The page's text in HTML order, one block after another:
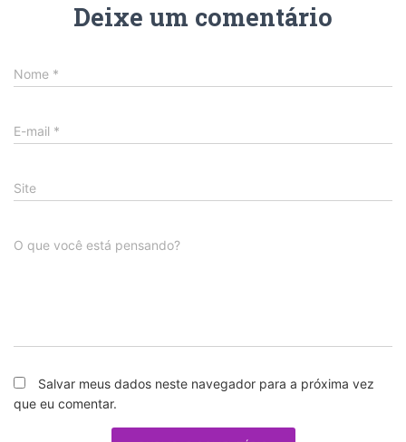
Deixe um comentário
Nome *
E-mail *
Site
O que você está pensando?
Salvar meus dados neste navegador para a próxima vez
que eu comentar.